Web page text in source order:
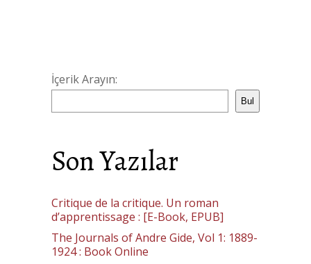
İçerik Arayın:
Bul
Son Yazılar
Critique de la critique. Un roman
d’apprentissage : [E-Book, EPUB]
The Journals of Andre Gide, Vol 1: 1889-
1924 : Book Online